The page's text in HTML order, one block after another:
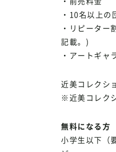
・10名以上の
・リピータ
記載。)
・アートギャ
近美コレクシ
※近美コレク
無料になる方
小学生以下（